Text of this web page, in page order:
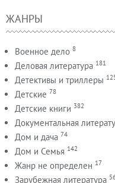
ЖАНРЫ
Военное дело 8
Деловая литература 181
Детективы и триллеры
Детские 78
Детские книги 382
Документальная
Дом и дача 74
Дом и Семья 142
Жанр не определен 17
Зарубежная литература